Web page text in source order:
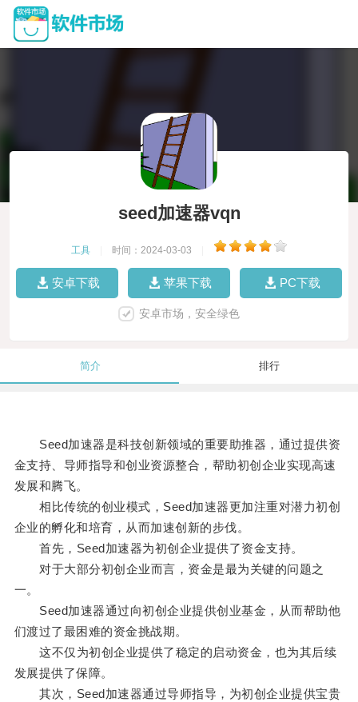
seed加速器vqn
工具 时间：2024-03-03
安卓下载 苹果下载 PC下载
安卓市场，安全绿色
简介 排行
Seed加速器是科技创新领域的重要助推器，通过提供资
金支持、导师指导和创业资源整合，帮助初创企业实现高速
发展和腾飞。
相比传统的创业模式，Seed加速器更加注重对潜力初创
企业的孵化和培育，从而加速创新的步伐。
首先，Seed加速器为初创企业提供了资金支持。
对于大部分初创企业而言，资金是最为关键的问题之
一。
Seed加速器通过向初创企业提供创业基金，从而帮助他
们渡过了最困难的资金挑战期。
这不仅为初创企业提供了稳定的启动资金，也为其后续
发展提供了保障。
其次，Seed加速器通过导师指导，为初创企业提供宝贵